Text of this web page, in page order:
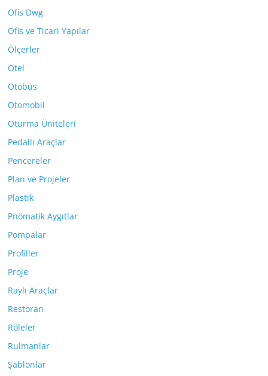
Ofis Dwg
Ofis ve Ticari Yapılar
Ölçerler
Otel
Otobüs
Otomobil
Oturma Üniteleri
Pedallı Araçlar
Pencereler
Plan ve Projeler
Plastik
Pnömatik Aygıtlar
Pompalar
Profiller
Proje
Raylı Araçlar
Restoran
Röleler
Rulmanlar
Şablonlar